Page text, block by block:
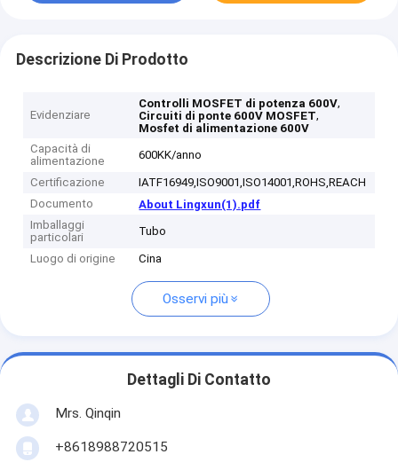
Descrizione Di Prodotto
Evidenziare
Controlli MOSFET di potenza 600V,
Circuiti di ponte 600V MOSFET,
Mosfet di alimentazione 600V
Capacità di
alimentazione
600KK/anno
Certificazione
IATF16949,ISO9001,ISO14001,ROHS,REACH
Documento
About Lingxun(1).pdf
Imballaggi
particolari
Tubo
Luogo di origine Cina
Osservi più
Dettagli Di Contatto
Mrs. Qinqin
+8618988720515